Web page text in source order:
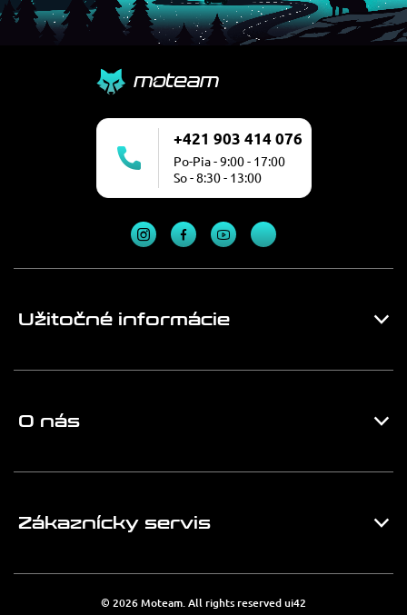
+421 903 414 076
Po-Pia - 9:00 - 17:00
So - 8:30 - 13:00
Užitočné informácie
O nás
Zákaznícky servis
© 2026 Moteam. All rights reservedui42